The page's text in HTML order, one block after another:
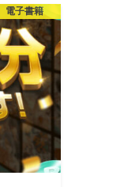
電子書籍